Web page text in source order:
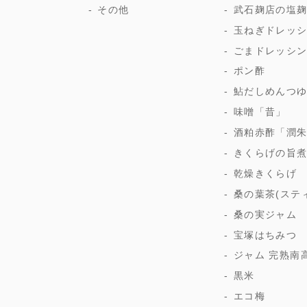
その他
武石麹店の塩麹
玉ねぎドレッ
ごまドレッシ
ポン酢
鮎だしめんつゆ
味噌「昔」
酒粕赤酢「潤朱
きくらげの旨煮
乾燥きくらげ
桑の葉茶(ステ
桑の実ジャム
宝塚はちみつ
ジャム 完熟南
黒米
エコ梅